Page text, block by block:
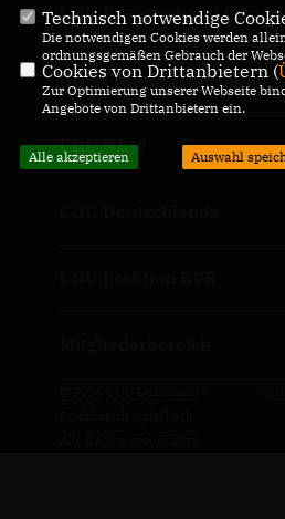
CDU Kreisverband
CDU Fraktion Dortmund
CDU NRW
Technisch notwendige
Die notwendigen Cookies werden
ordnungsgemäßen Gebrauch der
Cookies von Drittanbietern (
Zur Optimierung unserer Webseite
Angebote von Drittanbietern ein.
Alle akzeptieren Auswahl